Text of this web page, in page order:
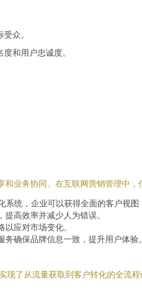
众。
和用户忠诚度。
业务协同。在互联网营销管理中，
统，企业可以获得全面的客户视图
高效率并减少人为错误。
应对市场变化。
确保品牌信息一致，提升用户体验。
了从流量获取到客户转化的全流